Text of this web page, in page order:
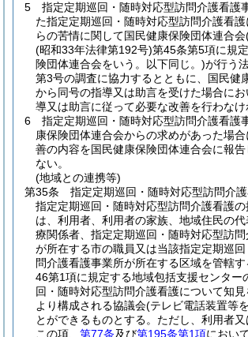
5
指定定期巡回・随時対応型訪問介護看護
た指定定期巡回・随時対応型訪問介護看
らの苦情に関して国民健康保険団体連合会
(昭和33年法律第192号)第45条第5項に規
険団体連合会をいう。以下同じ。)が行う
第3号の調査に協力するとともに、国民健
から同号の指導又は助言を受けた場合に
導又は助言に従って必要な改善を行わなけ
6
指定定期巡回・随時対応型訪問介護看護
康保険団体連合会からの求めがあった場合
善の内容を国民健康保険団体連合会に報
ない。
(地域との連携等)
第35条
指定定期巡回・随時対応型訪問介護
指定定期巡回・随時対応型訪問介護看護
は、利用者、利用者の家族、地域住民の
療関係者、指定定期巡回・随時対応型訪
が所在する市の職員又は当該指定定期巡
問介護看護事業所が所在する区域を管轄
46第1項に規定する地域包括支援センター
回・随時対応型訪問介護看護について知
より構成される協議会(テレビ電話装置等
とができるものとする。ただし、利用者
この項、 第77条及び第195条第1項におい